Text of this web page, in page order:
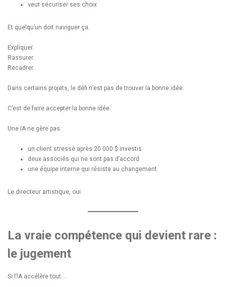
veut sécuriser ses choix
Et quelqu’un doit naviguer ça.
Expliquer.
Rassurer.
Recadrer.
Dans certains projets, le défi n’est pas de trouver la bonne idée.
C’est de faire accepter la bonne idée.
Une IA ne gère pas :
un client stressé après 20 000 $ investis
deux associés qui ne sont pas d’accord
une équipe interne qui résiste au changement
Le directeur artistique, oui.
La vraie compétence qui devient rare :
le jugement
Si l’IA accélère tout…